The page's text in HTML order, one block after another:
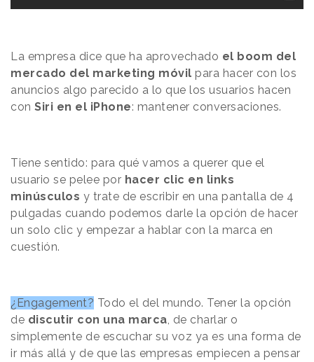
La empresa dice que ha aprovechado el boom del
mercado del marketing móvil para hacer con los
anuncios algo parecido a lo que los usuarios hacen
con Siri en el iPhone: mantener conversaciones.
Tiene sentido: para qué vamos a querer que el
usuario se pelee por hacer clic en links
minúsculos y trate de escribir en una pantalla de 4
pulgadas cuando podemos darle la opción de hacer
un solo clic y empezar a hablar con la marca en
cuestión.
¿Engagement? Todo el del mundo. Tener la opción
de discutir con una marca , de charlar o
simplemente de escuchar su voz ya es una forma de
ir más allá y de que las empresas empiecen a pensar